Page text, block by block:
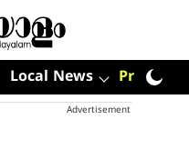
Local News Premium
Advertisement